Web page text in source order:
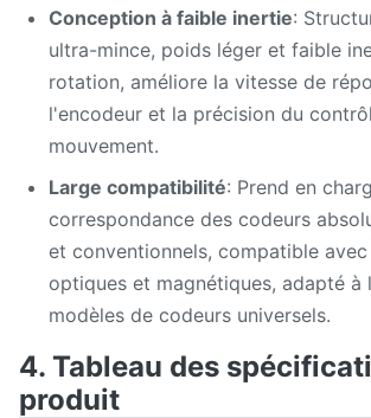
Conception à faible inertie:
ultra-mince, poids léger et faible
rotation, améliore la vitesse de
l'encodeur et la précision du
mouvement.
Large compatibilité: Prend en
correspondance des codeurs
et conventionnels, compatible
optiques et magnétiques, adapté à
modèles de codeurs universels.
4. Tableau des
produit